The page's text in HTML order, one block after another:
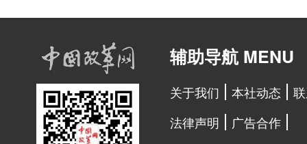
辅助导航 MENU
关于我们 本社动态
法律声明
广告合作